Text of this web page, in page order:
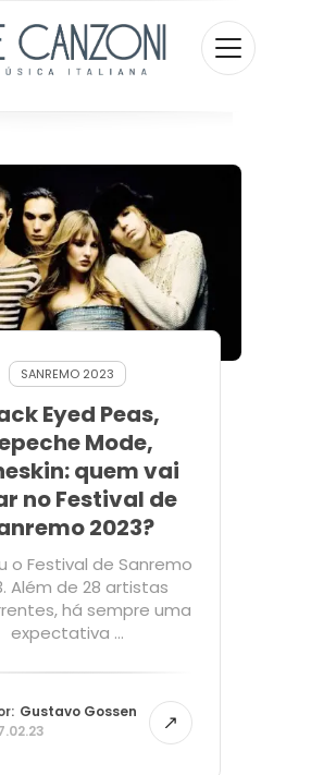
SANREMO 2023
Eyed Peas,
Mode,
quem vai
no Festival de
2023?
o Festival de Sanremo
Além de 28 artistas
há sempre uma
expectativa ...
Gustavo Gossen